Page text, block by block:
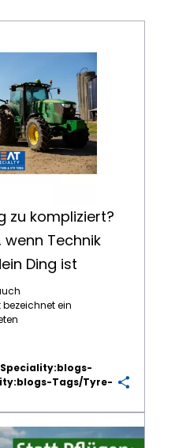
zu kompliziert?
Technik
Ding ist
ein
geschont
Boden genutzt
ist. Durch
Flächen effizient
Tags/tyre-